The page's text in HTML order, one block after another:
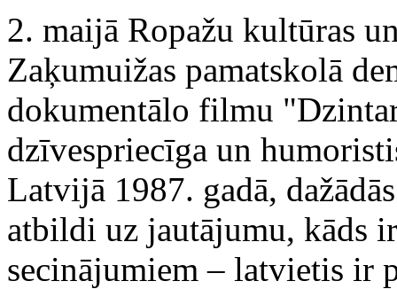
2. maijā Ropažu kultūras
Zaķumuižas pamatskolā
dokumentālo filmu
dzīvespriecīga un
Latvijā 1987. gadā,
atbildi uz jautājumu, kāds
secinājumiem – latvietis ir